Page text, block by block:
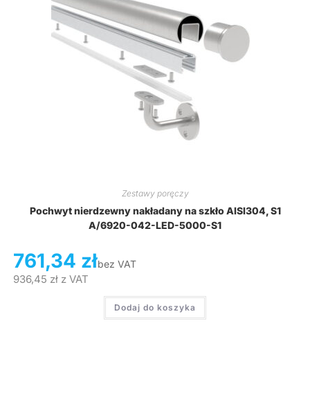
Zestawy poręczy
Pochwyt nierdzewny nakładany na szkło AISI304, S1
A/6920-042-LED-5000-S1
761,34 złbez VAT
936,45 złz VAT
Dodaj do koszyka